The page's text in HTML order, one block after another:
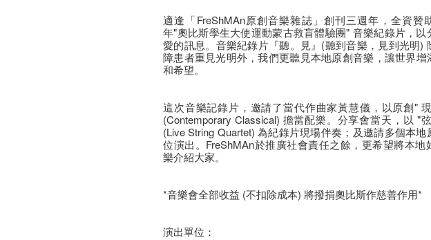
適逢「FreShMAn原創音樂雜誌」創刊三週年，全資贊
年"奧比斯學生大使運動蒙古救盲體驗團" 音樂紀錄片，以
愛的訊息。音樂紀錄片『聽。見』(聽到音樂，見到光明)
障患者重見光明外，我們更聽見本地原創音樂，讓世界增
和希望。
這次音樂記錄片，邀請了當代作曲家黃慧儀，以原創"
(Contemporary Classical) 擔當配樂。分享會當天，以 "
(Live String Quartet) 為紀錄片現場伴奏；及邀請多個本地
位演出。FreShMAn於推廣社會責任之餘，更希望將本地
樂介紹大家。
*音樂會全部收益 (不扣除成本) 將撥捐奧比斯作慈善作用*
演出單位：